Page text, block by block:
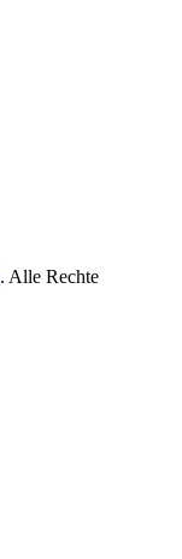
. Alle Rechte